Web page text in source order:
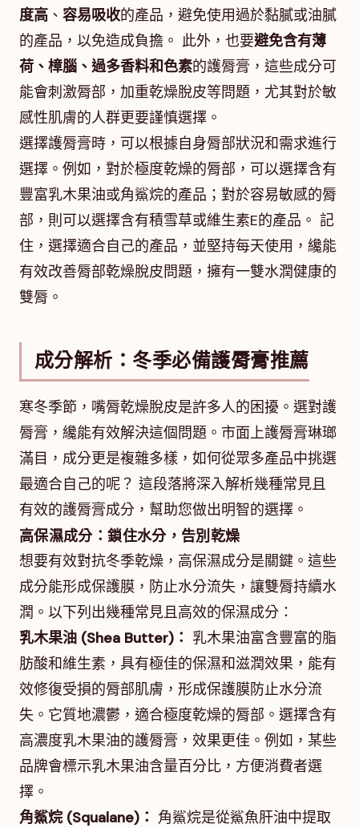
度高 、 容易吸收的產品，避免使用過於黏膩或油膩
的產品，以免造成負擔。 此外，也要避免含有薄
荷、樟腦、過多香料和色素的護脣膏，這些成分可
能會刺激脣部，加重乾燥脫皮等問題，尤其對於敏
感性肌膚的人群更要謹慎選擇。
選擇護脣膏時，可以根據自身脣部狀況和需求進行
選擇。例如，對於極度乾燥的脣部，可以選擇含有
豐富乳木果油或角鯊烷的產品；對於容易敏感的脣
部，則可以選擇含有積雪草或維生素E的產品。 記
住，選擇適合自己的產品，並堅持每天使用，纔能
有效改善脣部乾燥脫皮問題，擁有一雙水潤健康的
雙脣。
成分解析：冬季必備護脣膏推薦
寒冬季節，嘴脣乾燥脫皮是許多人的困擾。選對護
脣膏，纔能有效解決這個問題。市面上護脣膏琳瑯
滿目，成分更是複雜多樣，如何從眾多產品中挑選
最適合自己的呢？ 這段落將深入解析幾種常見且
有效的護脣膏成分，幫助您做出明智的選擇。
高保濕成分：鎖住水分，告別乾燥
想要有效對抗冬季乾燥，高保濕成分是關鍵。這些
成分能形成保護膜，防止水分流失，讓雙脣持續水
潤。以下列出幾種常見且高效的保濕成分：
乳木果油 (Shea Butter)： 乳木果油富含豐富的脂
肪酸和維生素，具有極佳的保濕和滋潤效果，能有
效修復受損的脣部肌膚，形成保護膜防止水分流
失。它質地濃鬱，適合極度乾燥的脣部。選擇含有
高濃度乳木果油的護脣膏，效果更佳。例如，某些
品牌會標示乳木果油含量百分比，方便消費者選
擇。
角鯊烷 (Squalane)： 角鯊烷是從鯊魚肝油中提取